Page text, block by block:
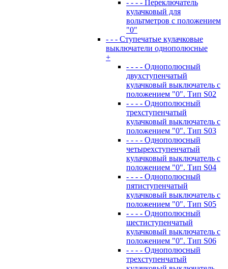
- - - - Переключатель
кулачковый для
вольтметров с положением
"0"
- - - Ступечатые кулачковые
выключатели однополюсные
+
- - - - Однополюсный
двухступенчатый
кулачковый выключатель с
положением "0". Тип S02
- - - - Однополюсный
трехступенчатый
кулачковый выключатель с
положением "0". Тип S03
- - - - Однополюсный
четырехступенчатый
кулачковый выключатель с
положением "0". Тип S04
- - - - Однополюсный
пятиступенчатый
кулачковый выключатель с
положением "0". Тип S05
- - - - Однополюсный
шестиступенчатый
кулачковый выключатель с
положением "0". Тип S06
- - - - Однополюсный
трехступенчатый